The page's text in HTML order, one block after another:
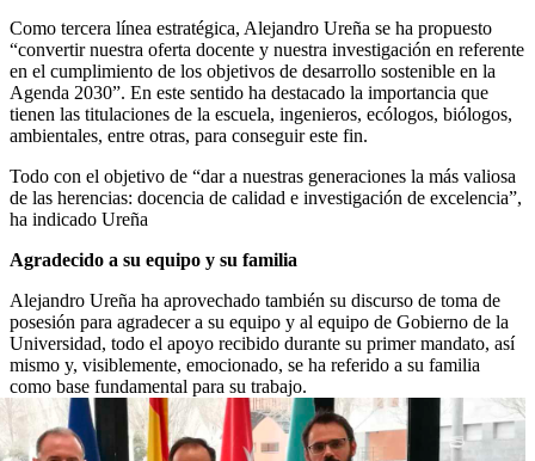
Como tercera línea estratégica, Alejandro Ureña se ha propuesto
“convertir nuestra oferta docente y nuestra investigación en referente
en el cumplimiento de los objetivos de desarrollo sostenible en la
Agenda 2030”. En este sentido ha destacado la importancia que
tienen las titulaciones de la escuela, ingenieros, ecólogos, biólogos,
ambientales, entre otras, para conseguir este fin.
Todo con el objetivo de “dar a nuestras generaciones la más valiosa
de las herencias: docencia de calidad e investigación de excelencia”,
ha indicado Ureña
Agradecido a su equipo y su familia
Alejandro Ureña ha aprovechado también su discurso de toma de
posesión para agradecer a su equipo y al equipo de Gobierno de la
Universidad, todo el apoyo recibido durante su primer mandato, así
mismo y, visiblemente, emocionado, se ha referido a su familia
como base fundamental para su trabajo.